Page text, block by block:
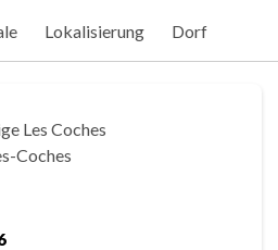
Lokalisierung Dorf
Les Coches
Coches